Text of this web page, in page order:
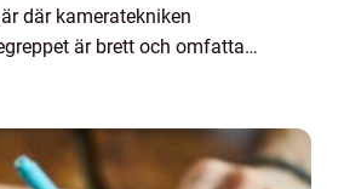
där kameratekniken